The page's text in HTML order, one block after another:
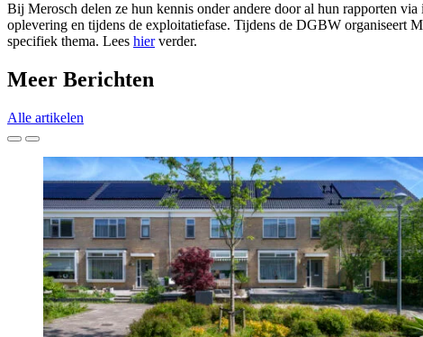
Bij Merosch delen ze hun kennis onder andere door al hun rapporten
oplevering en tijdens de exploitatiefase. Tijdens de DGBW organiseert
specifiek thema. Lees hierverder.
Meer Berichten
Alle artikelen